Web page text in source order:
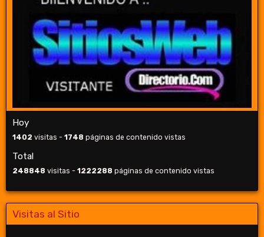
Hoy
1402 visitas - 1748 páginas de contenido vistas
Total
248848 visitas - 1222288 páginas de contenido vistas
Visitas al Sitio